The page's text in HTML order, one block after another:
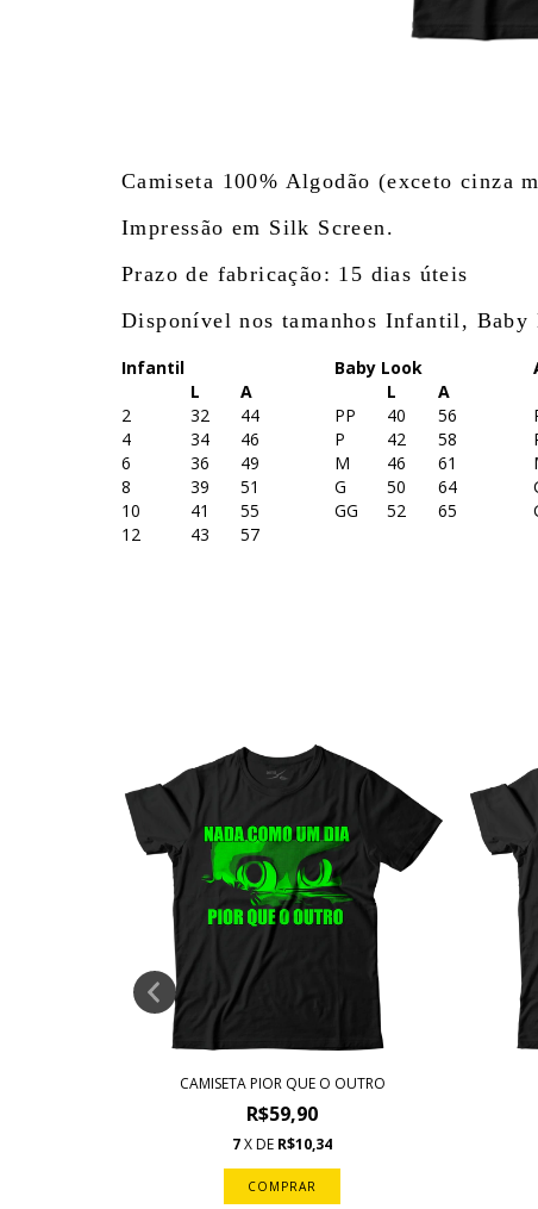
Camiseta 100% Algodão (exceto cinza
Impressão em Silk Screen.
Prazo de fabricação: 15 dias úteis
Disponível nos tamanhos Infantil,
Infantil Baby Look
L
A L A
2
32 44 PP 40 56
4
34 46 P 42 58
6
36 49 M 46 61
8
39 51 G 50 64
10
41 55 GG 52 65
12
43 57
CAMISETA PIOR QUE O OUTRO
R$59,90
7X DE R$10,34
COMPRAR